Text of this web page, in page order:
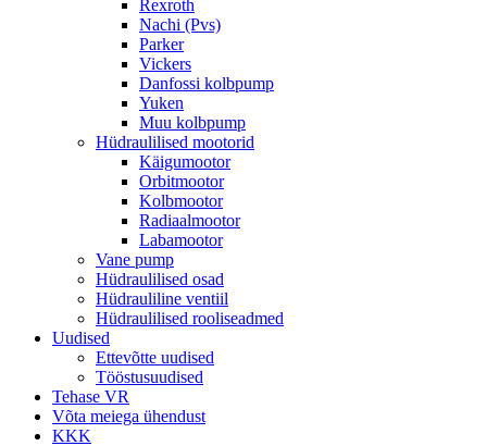
Rexroth
Nachi (Pvs)
Parker
Vickers
Danfossi kolbpump
Yuken
Muu kolbpump
Hüdraulilised mootorid
Käigumootor
Orbitmootor
Kolbmootor
Radiaalmootor
Labamootor
Vane pump
Hüdraulilised osad
Hüdrauliline ventiil
Hüdraulilised rooliseadmed
Uudised
Ettevõtte uudised
Tööstusuudised
Tehase VR
Võta meiega ühendust
KKK